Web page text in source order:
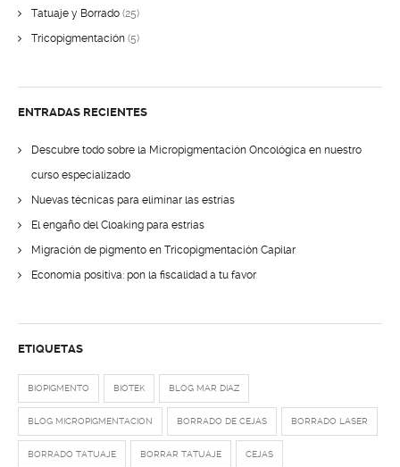
Tatuaje y Borrado (25)
Tricopigmentación (5)
ENTRADAS RECIENTES
Descubre todo sobre la Micropigmentación Oncológica en nuestro
curso especializado
Nuevas técnicas para eliminar las estrías
El engaño del Cloaking para estrías
Migración de pigmento en Tricopigmentación Capilar
Economía positiva: pon la fiscalidad a tu favor
ETIQUETAS
BIOPIGMENTO BIOTEK BLOG MAR DIAZ
BLOG MICROPIGMENTACION BORRADO DE CEJAS BORRADO LASER
BORRADO TATUAJE BORRAR TATUAJE CEJAS